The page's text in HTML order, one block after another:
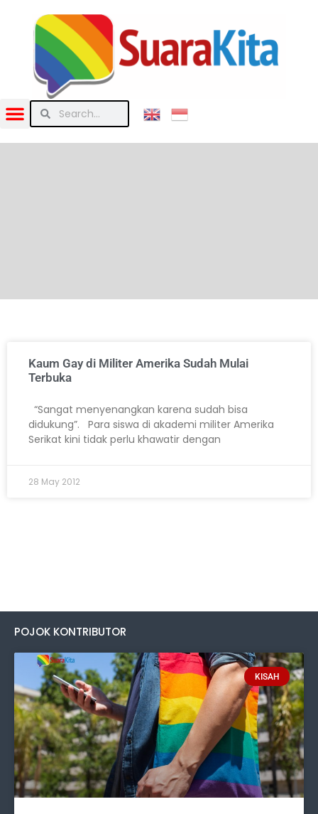
Kaum Gay di Militer Amerika Sudah Mulai
Terbuka
“Sangat menyenangkan karena sudah bisa
didukung”. Para siswa di akademi militer Amerika
Serikat kini tidak perlu khawatir dengan
28 May 2012
POJOK KONTRIBUTOR
KISAH